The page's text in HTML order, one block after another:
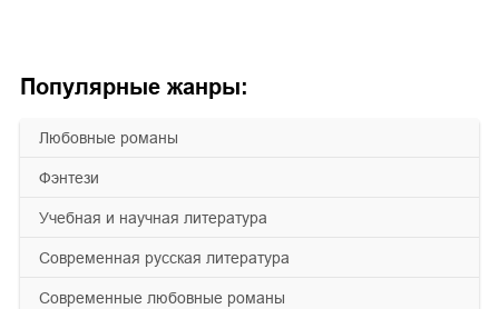
Популярные жанры:
любовные романы
фэнтези
учебная и научная литература
современная русская литература
современные любовные романы